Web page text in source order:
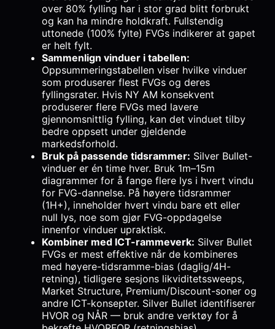
over 80% fylling har i stor grad blitt forbrukt
og kan ha mindre holdkraft. Fullstendig
uttonede (100% fylte) FVGs indikerer at gapet
er helt fylt.
Sammenlign vinduer i tabellen:
Oppsummeringstabellen viser hvilke vinduer
som produserer flest FVGs og deres
fyllingsrater. Hvis NY AM konsekvent
produserer flere FVGs med lavere
gjennomsnittlig fylling, kan det vinduet tilby
bedre oppsett under gjeldende
markedsforhold.
Bruk på passende tidsrammer: Silver Bullet-
vinduer er én time hver. Bruk 1m–15m
diagrammer for å fange flere lys i hvert vindu
for FVG-dannelse. På høyere tidsrammer
(1H+), inneholder hvert vindu bare ett eller
null lys, noe som gjør FVG-oppdagelse
innenfor vinduer upraktisk.
Kombiner med ICT-rammeverk: Silver Bullet
FVGs er mest effektive når de kombineres
med høyere-tidsramme-bias (daglig/4H-
retning), tidligere sesjons likviditetssweeps,
Market Structure, Premium/Discount-soner og
andre ICT-konsepter. Silver Bullet identifiserer
HVOR og NÅR — bruk andre verktøy for å